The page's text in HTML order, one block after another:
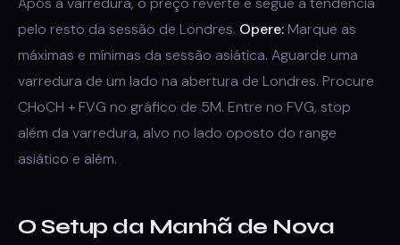
pelo resto da sessão de Londres. Opere:Marque as
máximas e mínimas da sessão asiática. Aguarde uma
varredura de um lado na abertura de Londres. Procure
CHoCH + FVG no gráfico de 5M. Entre no FVG, stop
além da varredura, alvo no lado oposto do range
asiático e além.
O Setup da Manhã de Nova